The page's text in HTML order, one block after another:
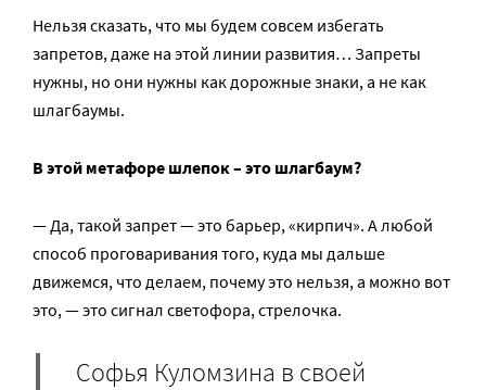
Нельзя сказать, что мы будем совсем избегать
запретов, даже на этой линии развития… Запреты
нужны, но они нужны как дорожные знаки, а не как
шлагбаумы.
В этой метафоре шлепок – это шлагбаум?
— Да, такой запрет — это барьер, «кирпич». А любой
способ проговаривания того, куда мы дальше
движемся, что делаем, почему это нельзя, а можно вот
это, — это сигнал светофора, стрелочка.
Софья Куломзина в своей